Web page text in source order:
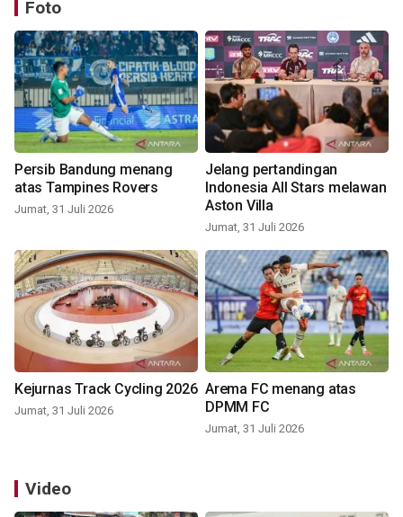
Foto
Persib Bandung menang
atas Tampines Rovers
Jumat, 31 Juli 2026
Jelang pertandingan
Indonesia All Stars melawan
Aston Villa
Jumat, 31 Juli 2026
Kejurnas Track Cycling 2026
Jumat, 31 Juli 2026
Arema FC menang atas
DPMM FC
Jumat, 31 Juli 2026
Video